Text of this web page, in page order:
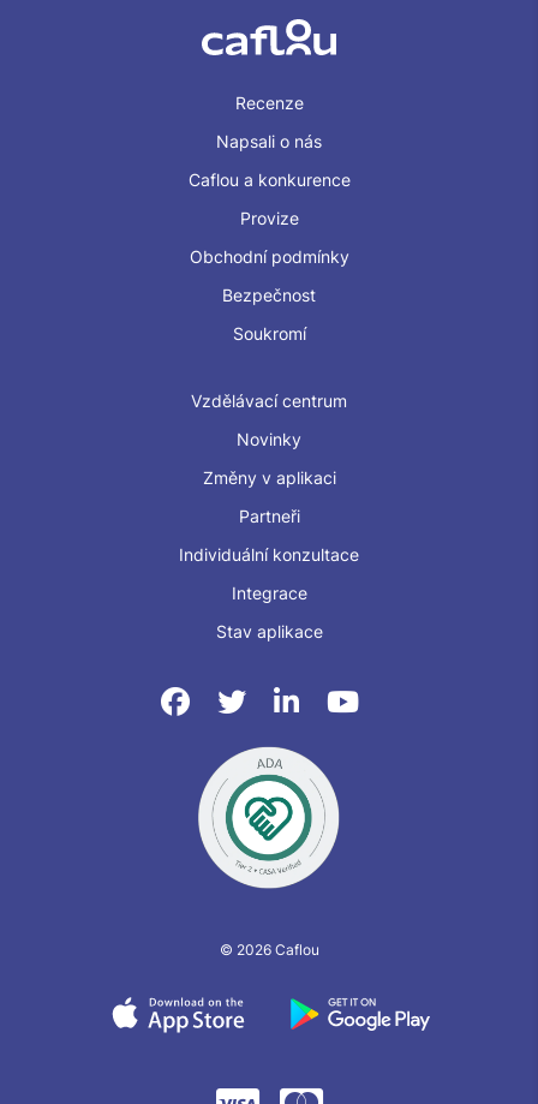
Recenze
Napsali o nás
Caflou a konkurence
Provize
Obchodní podmínky
Bezpečnost
Soukromí
Vzdělávací centrum
Novinky
Změny v aplikaci
Partneři
Individuální konzultace
Integrace
Stav aplikace
© 2026 Caflou